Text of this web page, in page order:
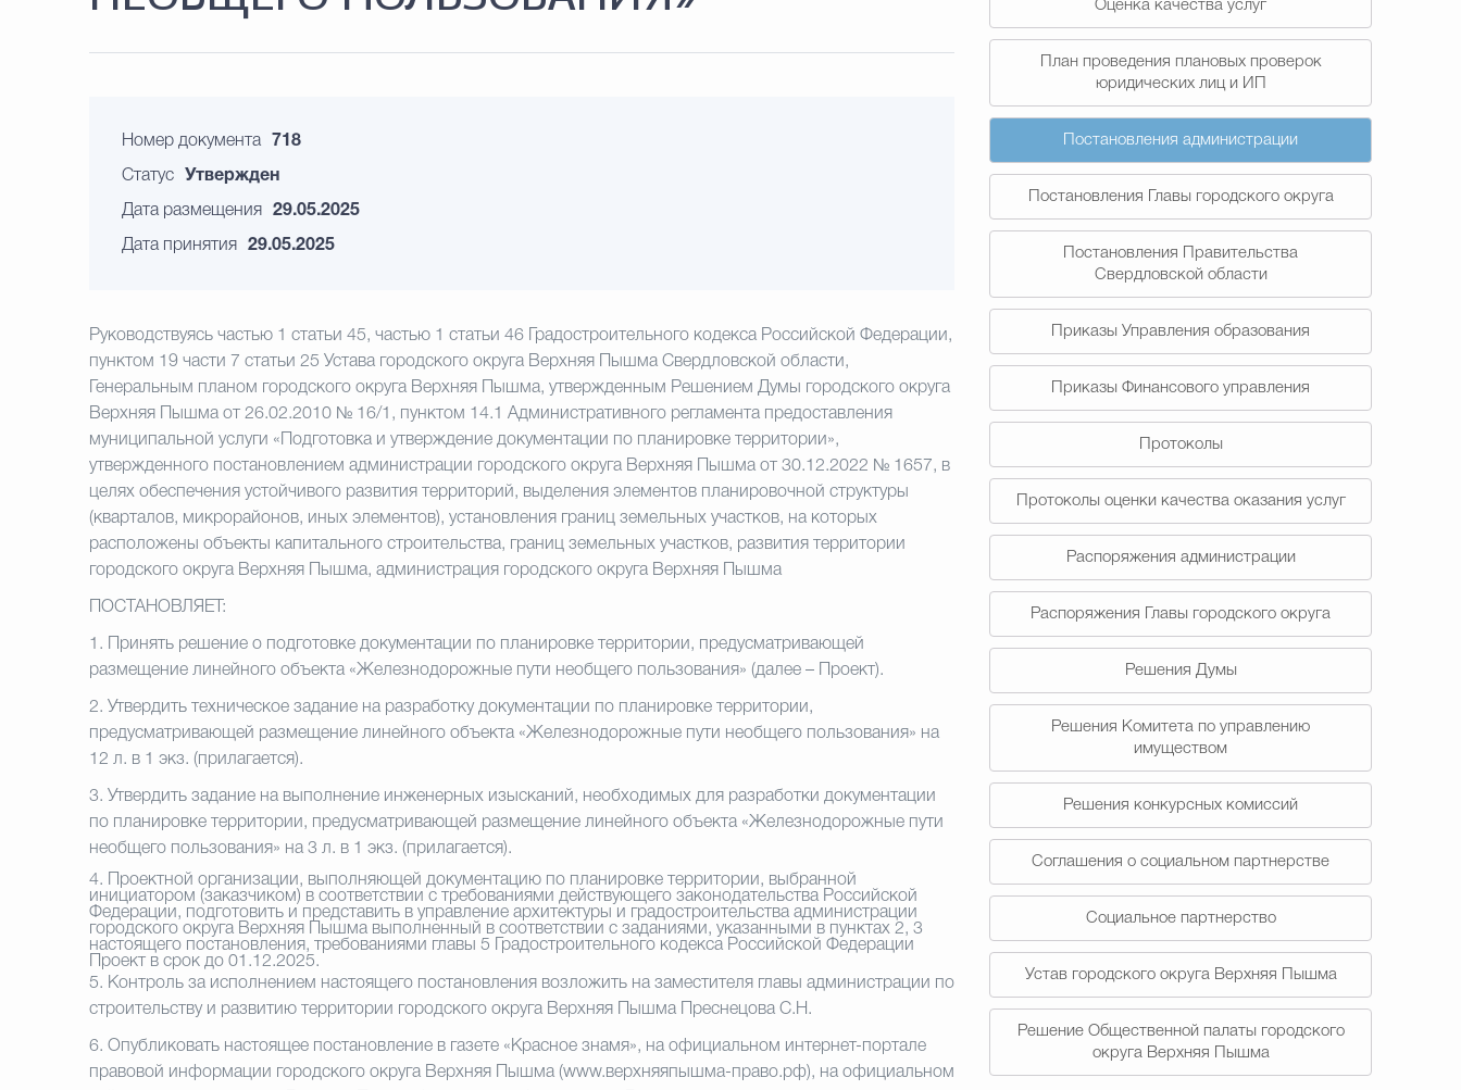
Оценка качества услуг
План проведения плановых проверок
юридических лиц и ИП
Постановления администрации
Постановления Главы городского округа
Постановления Правительства
Свердловской области
Приказы Управления образования
Приказы Финансового управления
Протоколы
Протоколы оценки качества оказания услуг
Распоряжения администрации
Распоряжения Главы городского округа
Решения Думы
Решения Комитета по управлению
имуществом
Решения конкурсных комиссий
Соглашения о социальном партнерстве
Социальное партнерство
Устав городского округа Верхняя Пышма
Решение Общественной палаты городского
округа Верхняя Пышма
Номер документа 718
Статус Утвержден
Дата размещения 29.05.2025
Дата принятия 29.05.2025
Руководствуясь частью 1 статьи 45, частью 1 статьи 46 Градостроительного кодекса Российской Федерации,
пунктом 19 части 7 статьи 25 Устава городского округа Верхняя Пышма Свердловской области,
Генеральным планом городского округа Верхняя Пышма, утвержденным Решением Думы городского округа
Верхняя Пышма от 26.02.2010 № 16/1, пунктом 14.1 Административного регламента предоставления
муниципальной услуги «Подготовка и утверждение документации по планировке территории»,
утвержденного постановлением администрации городского округа Верхняя Пышма от 30.12.2022 № 1657, в
целях обеспечения устойчивого развития территорий, выделения элементов планировочной структуры
(кварталов, микрорайонов, иных элементов), установления границ земельных участков, на которых
расположены объекты капитального строительства, границ земельных участков, развития территории
городского округа Верхняя Пышма, администрация городского округа Верхняя Пышма
ПОСТАНОВЛЯЕТ:
1.
Принять решение о подготовке документации по планировке территории, предусматривающей
размещение линейного объекта «Железнодорожные пути необщего пользования» (далее – Проект).
2. Утвердить техническое задание на разработку документации по планировке территории,
предусматривающей размещение линейного объекта «Железнодорожные пути необщего пользования» на
12 л. в 1 экз. (прилагается).
3. Утвердить задание на выполнение инженерных изысканий, необходимых для разработки документации
по планировке территории, предусматривающей размещение линейного объекта «Железнодорожные пути
необщего пользования» на 3 л. в 1 экз. (прилагается).
4.
Проектной организации, выполняющей документацию по планировке территории, выбранной
инициатором (заказчиком) в соответствии с требованиями действующего законодательства Российской
Федерации, подготовить и представить в управление архитектуры и градостроительства администрации
городского округа Верхняя Пышма выполненный в соответствии с заданиями, указанными в пунктах 2, 3
настоящего постановления, требованиями главы 5 Градостроительного кодекса Российской Федерации
Проект в срок до 01.12.2025.
5. Контроль за исполнением настоящего постановления возложить на заместителя главы администрации по
строительству и развитию территории городского округа Верхняя Пышма Преснецова С.Н.
6. Опубликовать настоящее постановление в газете «Красное знамя», на официальном интернет-портале
правовой информации городского округа Верхняя Пышма (www.верхняяпышма-право.рф), на официальном